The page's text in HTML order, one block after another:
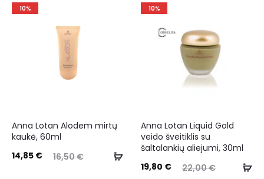
10%
Anna Lotan Alodem mirtų
kaukė, 60ml
16,50€
14,85 €
10%
Anna Lotan Liquid Gold
veido šveitiklis su
šaltalankių aliejumi, 30ml
22,00€
19,80 €